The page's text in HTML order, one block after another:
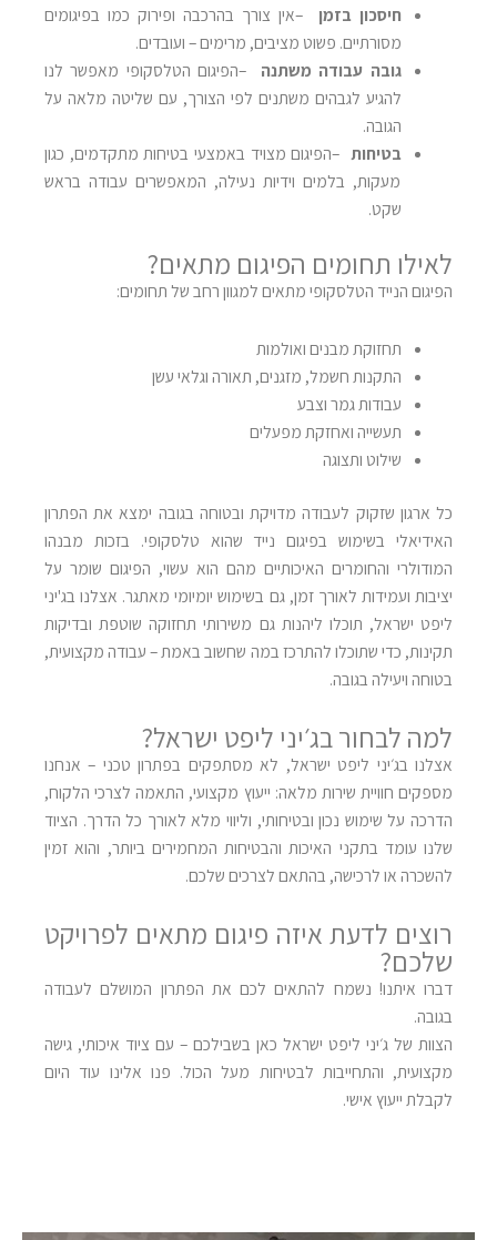
חיסכון בזמן
–אין צורך בהרכבה ופירוק כמו בפיגומים
מסורתיים. פשוט מציבים, מרימים – ועובדים.
גובה עבודה משתנה
–הפיגום הטלסקופי מאפשר לנו
להגיע לגבהים משתנים לפי הצורך, עם שליטה מלאה על
הגובה.
בטיחות –הפיגום מצויד באמצעי בטיחות מתקדמים, כגון
מעקות, בלמים וידיות נעילה, המאפשרים עבודה בראש
שקט.
לאילו תחומים הפיגום מתאים?
הפיגום הנייד הטלסקופי מתאים למגוון רחב של תחומים:
תחזוקת מבנים ואולמות
התקנות חשמל, מזגנים, תאורה וגלאי עשן
עבודות גמר וצבע
תעשייה ואחזקת מפעלים
שילוט ותצוגה
כל ארגון שזקוק לעבודה מדויקת ובטוחה בגובה ימצא את הפתרון
האידיאלי בשימוש בפיגום נייד שהוא טלסקופי. בזכות מבנהו
המודולרי והחומרים האיכותיים מהם הוא עשוי, הפיגום שומר על
יציבות ועמידות לאורך זמן, גם בשימוש יומיומי מאתגר. אצלנו בג'יני
ליפט ישראל, תוכלו ליהנות גם משירותי תחזוקה שוטפת ובדיקות
תקינות, כדי שתוכלו להתרכז במה שחשוב באמת – עבודה מקצועית,
בטוחה ויעילה בגובה.
למה לבחור בג׳יני ליפט ישראל?
אצלנו בג׳יני ליפט ישראל, לא מסתפקים בפתרון טכני – אנחנו
מספקים חוויית שירות מלאה: ייעוץ מקצועי, התאמה לצרכי הלקוח,
הדרכה על שימוש נכון ובטיחותי, וליווי מלא לאורך כל הדרך. הציוד
שלנו עומד בתקני האיכות והבטיחות המחמירים ביותר, והוא זמין
להשכרה או לרכישה, בהתאם לצרכים שלכם.
רוצים לדעת איזה פיגום מתאים לפרויקט
שלכם?
דברו איתנו! נשמח להתאים לכם את הפתרון המושלם לעבודה
בגובה.
הצוות של ג׳יני ליפט ישראל כאן בשבילכם – עם ציוד איכותי, גישה
מקצועית, והתחייבות לבטיחות מעל הכול. פנו אלינו עוד היום
לקבלת ייעוץ אישי.